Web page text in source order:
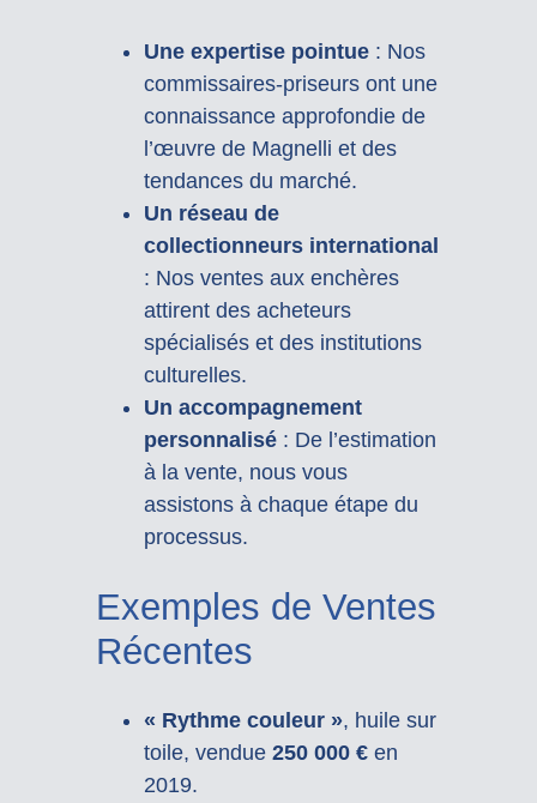
Une expertise pointue: Nos
commissaires-priseurs ont une
connaissance approfondie de
l’œuvre de Magnelli et des
tendances du marché.
Un réseau de
collectionneurs international
: Nos ventes aux enchères
attirent des acheteurs
spécialisés et des institutions
culturelles.
Un accompagnement
personnalisé: De l’estimation
à la vente, nous vous
assistons à chaque étape du
processus.
Exemples de Ventes
Récentes
« Rythme couleur », huile sur
toile, vendue 250 000 €en
2019.